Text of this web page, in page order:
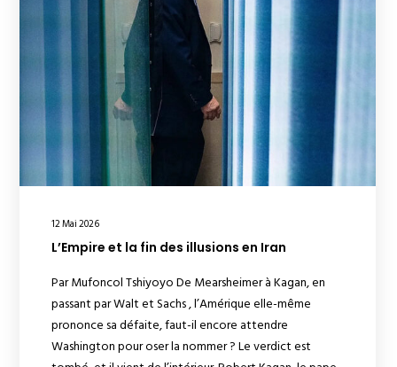
12 Mai 2026
L’Empire et la fin des illusions en Iran
Par Mufoncol Tshiyoyo De Mearsheimer à Kagan, en
passant par Walt et Sachs , l’Amérique elle-même
prononce sa défaite, faut-il encore attendre
Washington pour oser la nommer ? Le verdict est